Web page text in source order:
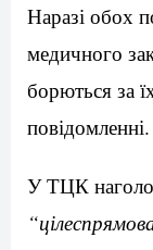
Наразі обох
медичного
борються за
повідомленні.
У ТЦК